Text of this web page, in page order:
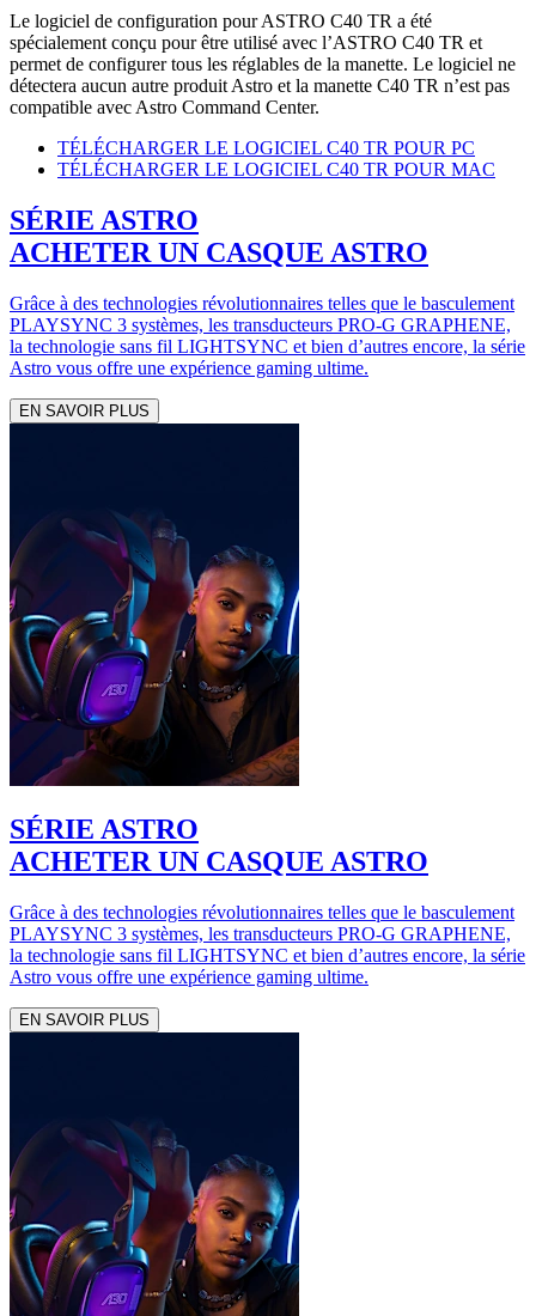
Le logiciel de configuration pour ASTRO C40 TR a été
spécialement conçu pour être utilisé avec l’ASTRO C40 TR et
permet de configurer tous les réglables de la manette. Le logiciel ne
détectera aucun autre produit Astro et la manette C40 TR n’est pas
compatible avec Astro Command Center.
TÉLÉCHARGER LE LOGICIEL C40 TR POUR PC
TÉLÉCHARGER LE LOGICIEL C40 TR POUR MAC
SÉRIE ASTRO
ACHETER UN CASQUE ASTRO
Grâce à des technologies révolutionnaires telles que le basculement
PLAYSYNC 3 systèmes, les transducteurs PRO-G GRAPHENE,
la technologie sans fil LIGHTSYNC et bien d’autres encore, la série
Astro vous offre une expérience gaming ultime.
EN SAVOIR PLUS
SÉRIE ASTRO
ACHETER UN CASQUE ASTRO
Grâce à des technologies révolutionnaires telles que le basculement
PLAYSYNC 3 systèmes, les transducteurs PRO-G GRAPHENE,
la technologie sans fil LIGHTSYNC et bien d’autres encore, la série
Astro vous offre une expérience gaming ultime.
EN SAVOIR PLUS